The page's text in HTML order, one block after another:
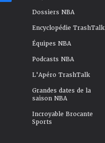
Dossiers NBA
Encyclopédie TrashTalk
Équipes NBA
Podcasts NBA
L'Apéro TrashTalk
Grandes dates de la
saison NBA
Incroyable Brocante
Sports